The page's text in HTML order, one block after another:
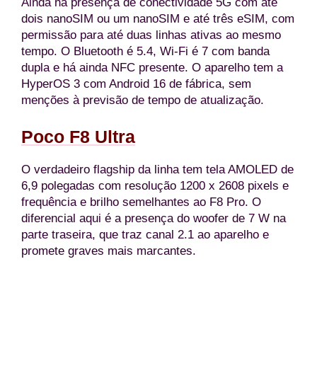
dois nanoSIM ou um nanoSIM e até três eSIM, com
permissão para até duas linhas ativas ao mesmo
tempo. O Bluetooth é 5.4, Wi-Fi é 7 com banda
dupla e há ainda NFC presente. O aparelho tem a
HyperOS 3 com Android 16 de fábrica, sem
menções à previsão de tempo de atualização.
Poco F8 Ultra
O verdadeiro flagship da linha tem tela AMOLED de
6,9 polegadas com resolução 1200 x 2608 pixels e
frequência e brilho semelhantes ao F8 Pro. O
diferencial aqui é a presença do woofer de 7 W na
parte traseira, que traz canal 2.1 ao aparelho e
promete graves mais marcantes.